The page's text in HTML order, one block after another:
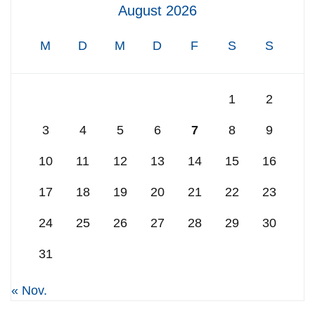
August 2026
M D M D F S S
1 2
3 4 5 6 7 8 9
10 11 12 13 14 15 16
17 18 19 20 21 22 23
24 25 26 27 28 29 30
31
« Nov.